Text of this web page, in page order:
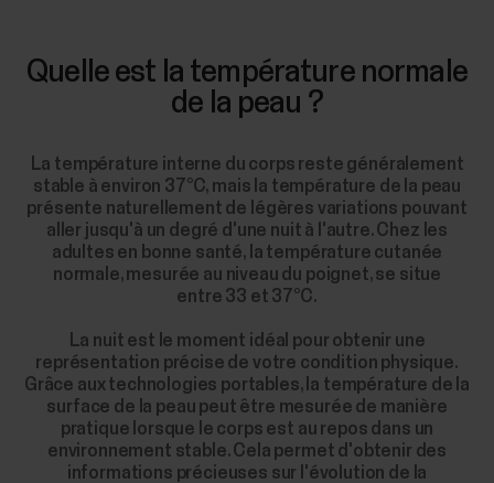
Quelle est la température normale
de la peau ?
La température interne du corps reste généralement
stable à environ 37°C, mais la température de la peau
présente naturellement de légères variations pouvant
aller jusqu'à un degré d'une nuit à l'autre. Chez les
adultes en bonne santé, la température cutanée
normale, mesurée au niveau du poignet, se situe
entre 33 et 37°C.
La nuit est le moment idéal pour obtenir une
représentation précise de votre condition physique.
Grâce aux technologies portables, la température de la
surface de la peau peut être mesurée de manière
pratique lorsque le corps est au repos dans un
environnement stable. Cela permet d'obtenir des
informations précieuses sur l'évolution de la